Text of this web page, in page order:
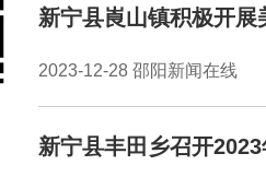
新宁县崀山镇积极开展
2023-12-28 邵阳新闻在线
新宁县丰田乡召开